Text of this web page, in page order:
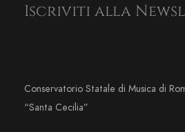
Iscriviti alla
Conservatorio Statale di Musica di
“Santa Cecilia”